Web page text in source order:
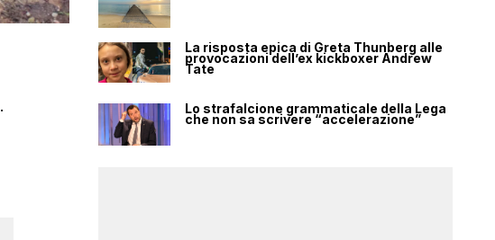
.
La risposta epica di Greta Thunberg alle
provocazioni dell’ex kickboxer Andrew
Tate
Lo strafalcione grammaticale della Lega
che non sa scrivere “accelerazione”